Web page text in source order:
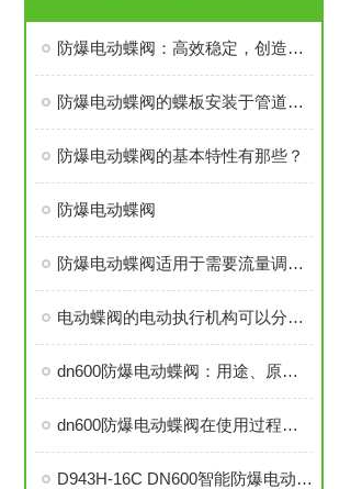
防爆电动蝶阀：高效稳定，创造安全环保之美
防爆电动蝶阀的蝶板安装于管道的直径方向
防爆电动蝶阀的基本特性有那些？
防爆电动蝶阀
防爆电动蝶阀适用于需要流量调节的场合
电动蝶阀的电动执行机构可以分为开关型和调节型
dn600防爆电动蝶阀：用途、原理和性能特点
dn600防爆电动蝶阀在使用过程中可能会存在的问题
D943H-16C DN600智能防爆电动蝶阀